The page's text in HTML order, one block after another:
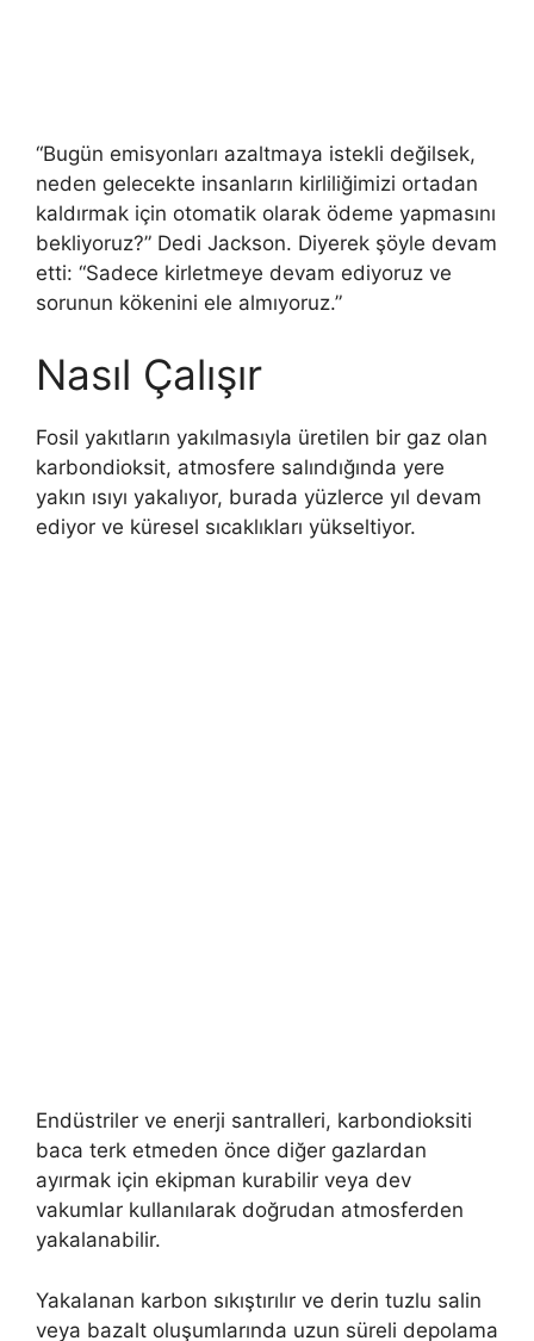
“Bugün emisyonları azaltmaya istekli değilsek,
neden gelecekte insanların kirliliğimizi ortadan
kaldırmak için otomatik olarak ödeme yapmasını
bekliyoruz?” Dedi Jackson. Diyerek şöyle devam
etti: “Sadece kirletmeye devam ediyoruz ve
sorunun kökenini ele almıyoruz.”
Nasıl Çalışır
Fosil yakıtların yakılmasıyla üretilen bir gaz olan
karbondioksit, atmosfere salındığında yere
yakın ısıyı yakalıyor, burada yüzlerce yıl devam
ediyor ve küresel sıcaklıkları yükseltiyor.
Endüstriler ve enerji santralleri, karbondioksiti
baca terk etmeden önce diğer gazlardan
ayırmak için ekipman kurabilir veya dev
vakumlar kullanılarak doğrudan atmosferden
yakalanabilir.
Yakalanan karbon sıkıştırılır ve derin tuzlu salin
veya bazalt oluşumlarında uzun süreli depolama